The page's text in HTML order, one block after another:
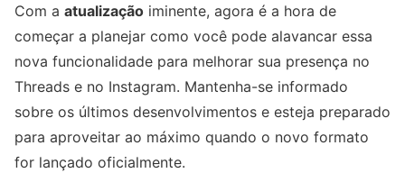
Com a atualização iminente, agora é a hora de
começar a planejar como você pode alavancar essa
nova funcionalidade para melhorar sua presença no
Threads e no Instagram. Mantenha-se informado
sobre os últimos desenvolvimentos e esteja preparado
para aproveitar ao máximo quando o novo formato
for lançado oficialmente.